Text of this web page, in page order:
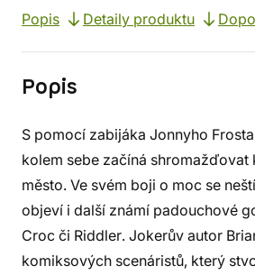
Popis Detaily produktu
Popis
S pomocí zabijáka Jonnyho
kolem sebe začíná
město. Ve svém boji o moc se
objeví i další známí padouchové
Croc či Riddler. Jokerův autor
komiksových scenáristů, který